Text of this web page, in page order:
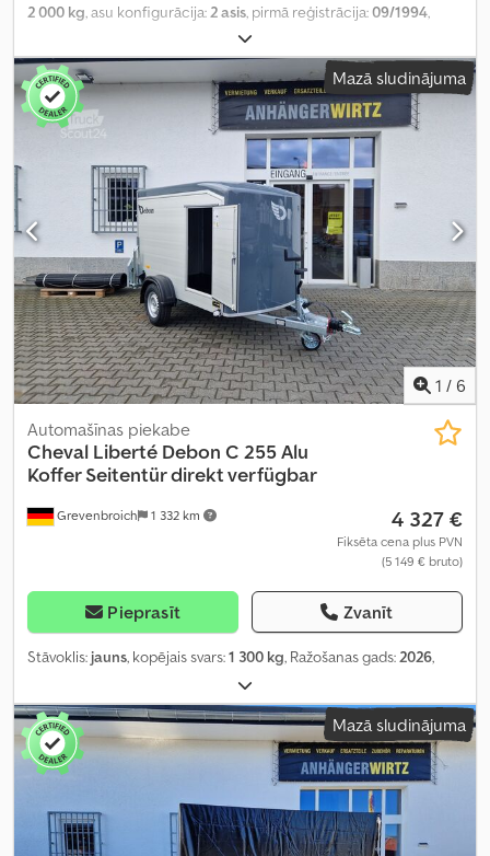
2 000 kg, asu konfigurācija:2 asis, pirmā reģistrācija:09/1994,
, iekraušanas vietas platums:
mm, iekraušanas telpas augstums:460 mm, kopējais platums:
1 930 mm, kopējais augstums:1 520 mm, Mazā sludinājuma
1 / 6
Grevenbroich 1 332 km
Automašīnas piekabe
Cheval Liberté Debon C 255 Alu
Koffer Seitentür direkt verfügbar
4 327 €
Fiksēta cena plus PVN
(5 149 € bruto)
Pieprasīt Zvanīt
Stāvoklis: jauns, kopējais svars:1 300 kg, Ražošanas gads:2026,
Mazā sludinājuma